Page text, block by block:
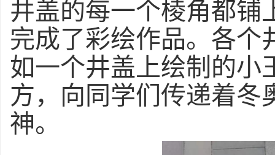
井盖的每一个棱角都铺
完成了彩绘作品。各个
如一个井盖上绘制的小
方，向同学们传递着冬
神。